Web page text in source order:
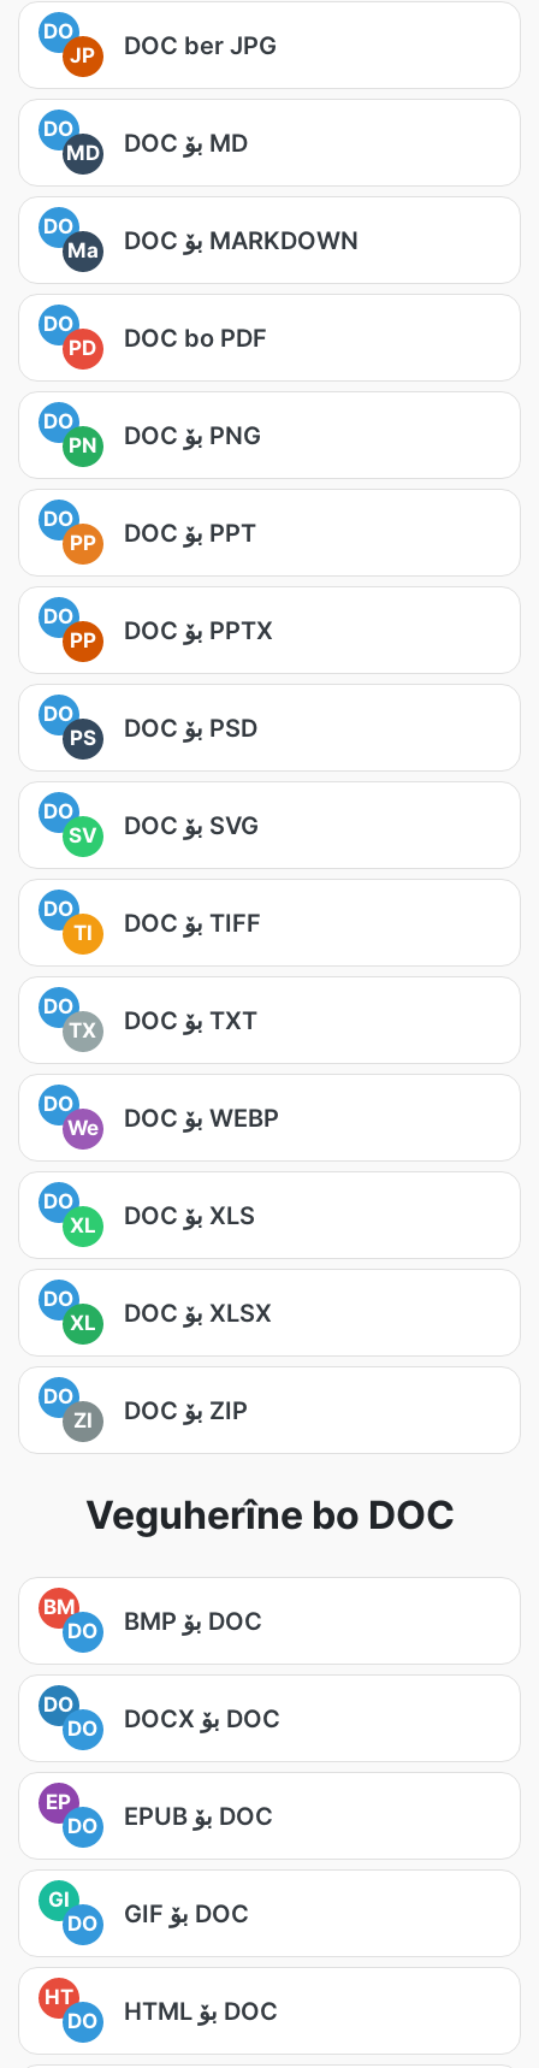
DO
JP
DOC ber JPG
DO
MD
DOC بۆ MD
DO
Ma
DOC بۆ MARKDOWN
DO
PD
DOC bo PDF
DO
PN
DOC بۆ PNG
DO
PP
DOC بۆ PPT
DO
PP
DOC بۆ PPTX
DO
PS
DOC بۆ PSD
DO
SV
DOC بۆ SVG
DO
TI
DOC بۆ TIFF
DO
TX
DOC بۆ TXT
DO
We
DOC بۆ WEBP
DO
XL
DOC بۆ XLS
DO
XL
DOC بۆ XLSX
DO
ZI
DOC بۆ ZIP
Veguherîne bo DOC
BM
DO
BMP بۆ DOC
DO
DO
DOCX بۆ DOC
EP
DO
EPUB بۆ DOC
GI
DO
GIF بۆ DOC
HT
DO
HTML بۆ DOC